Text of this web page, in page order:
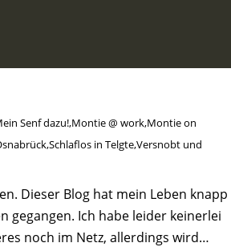
Senf dazu!,Montie @ work,Montie on
,Schlaflos in Telgte,Versnobt und
Dieser Blog hat mein Leben knapp
gegangen. Ich habe leider keinerlei
noch im Netz, allerdings wird…